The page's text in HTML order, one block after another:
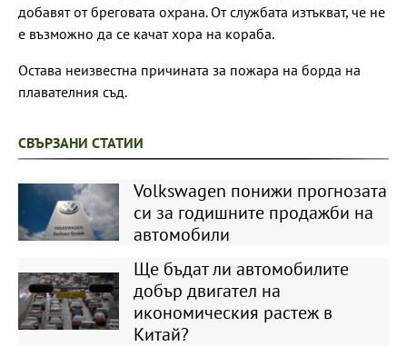
добавят от бреговата охрана. От службата изтъкват, че не
е възможно да се качат хора на кораба.
Остава неизвестна причината за пожара на борда на
плавателния съд.
СВЪРЗАНИ СТАТИИ
Volkswagen понижи прогнозата
си за годишните продажби на
автомобили
Ще бъдат ли автомобилите
добър двигател на
икономическия растеж в
Китай?